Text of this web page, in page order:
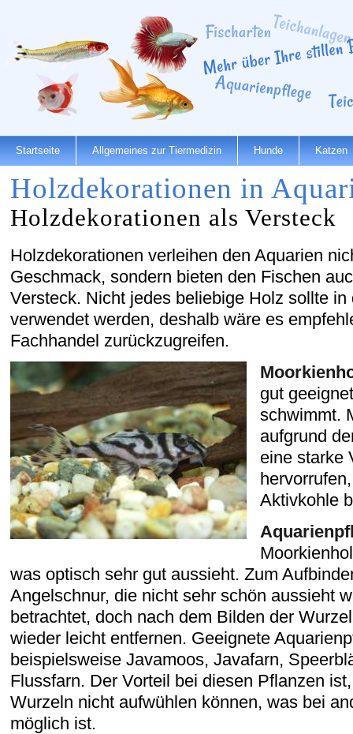
Startseite Allgemeines zur Tiermedizin Hunde Katzen
Holzdekorationen in
Holzdekorationen als Versteck
Holzdekorationen verleihen den Aquarien
Geschmack, sondern bieten den Fischen
Versteck. Nicht jedes beliebige Holz sollte in
verwendet werden, deshalb wäre es
Fachhandel zurückzugreifen.
gut
schwimmt.
aufgrund
eine starke
Aktivkohle
was optisch sehr gut aussieht. Zum
Angelschnur, die nicht sehr schön aussieht
betrachtet, doch nach dem Bilden der
wieder leicht entfernen. Geeignete
beispielsweise Javamoos, Javafarn,
Flussfarn. Der Vorteil bei diesen Pflanzen
Wurzeln nicht aufwühlen können, was bei
möglich ist.